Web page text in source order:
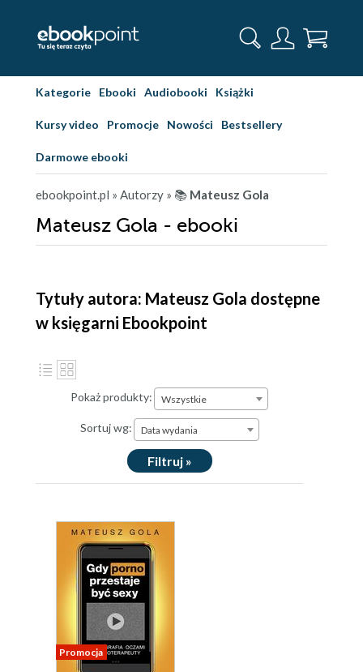
Kategorie Ebooki Audiobooki Książki
Kursy video Promocje Nowości Bestsellery
Darmowe ebooki
ebookpoint.pl » Autorzy » 📚 Mateusz Gola
Mateusz Gola - ebooki
Tytuły autora: Mateusz Gola dostępne
w księgarni Ebookpoint
Pokaż produkty: Wszystkie
Sortuj wg: Data wydania
Filtruj »
Promocja